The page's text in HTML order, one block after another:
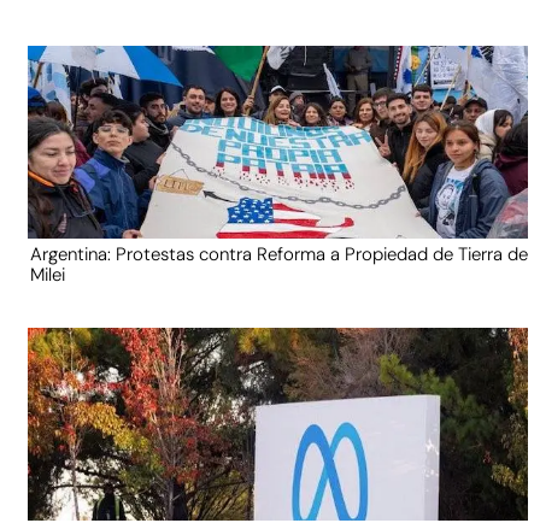
Argentina: Protestas contra Reforma a Propiedad de Tierra de
Milei